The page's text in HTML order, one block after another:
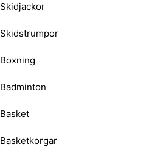
Skidjackor
Skidstrumpor
Boxning
Badminton
Basket
Basketkorgar